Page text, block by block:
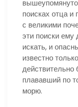
поисках отца и
с великими
эти поиски ему
искать, и
известно
плававший по
морю.